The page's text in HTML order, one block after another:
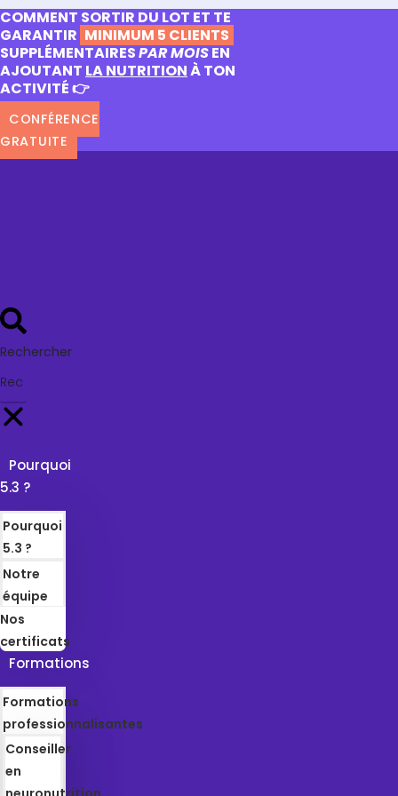
COMMENT SORTIR DU LOT ET TE
GARANTIR MINIMUM 5 CLIENTS
SUPPLÉMENTAIRESPAR MOISEN
AJOUTANT LA NUTRITIONÀ TON
ACTIVITÉ 👉
CONFÉRENCE
GRATUITE
Rechercher
Pourquoi
5.3 ?
Pourquoi
5.3 ?
Notre
équipe
Nos
certificats
Formations
Formations
professionnalisantes
Conseiller
en